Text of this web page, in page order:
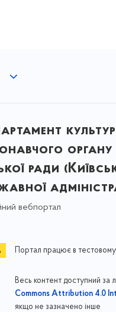
органу
ради
вебпортал
Портал працює в
Весь контент доступний за
Commons Attribution 4.0
якщо не зазначено інше